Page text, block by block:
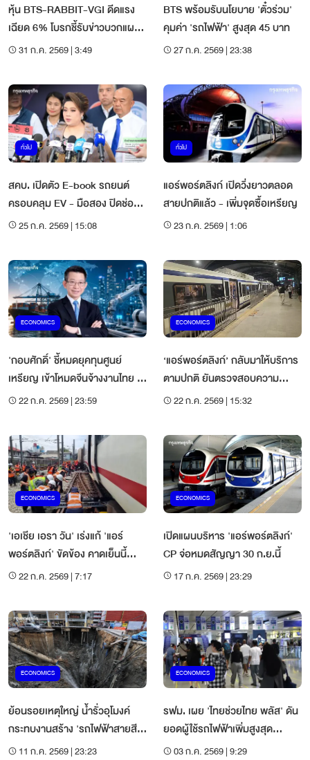
หุ้น BTS-RABBIT-VGI ดีดแรง
เฉียด 6% โบรกชี้รับข่าวบวกแผน
ฟื้นธุรกิจ
31 ก.ค. 2569 | 3:49
BTS พร้อมรับนโยบาย 'ตั๋วร่วม'
คุมค่า 'รถไฟฟ้า' สูงสุด 45 บาท
27 ก.ค. 2569 | 23:38
ทั่วไป
สคบ. เปิดตัว E-book รถยนต์
ครอบคลุม EV - มือสอง ปิดช่อง
โหว่ ชำรุด-ลอยแพ-ราคาดิ่ง
25 ก.ค. 2569 | 15:08
ทั่วไป
แอร์พอร์ตลิงก์ เปิดวิ่งยาวตลอด
สายปกติแล้ว - เพิ่มจุดซื้อเหรียญ
23 ก.ค. 2569 | 1:06
ECONOMICS
'กอบศักดิ์' ชี้หมดยุคทุนศูนย์
เหรียญ เข้าโหมดจีนจ้างงานไทย –
ยกระดับซัปพลายเชน
22 ก.ค. 2569 | 23:59
ECONOMICS
‘แอร์พอร์ตลิงก์’ กลับมาให้บริการ
ตามปกติ ยันตรวจสอบความ
ปลอดภัย
22 ก.ค. 2569 | 15:32
ECONOMICS
'เอเชีย เอรา วัน' เร่งแก้ 'แอร์
พอร์ตลิงก์' ขัดข้อง คาดเย็นนี้
บริการปกติ
22 ก.ค. 2569 | 7:17
ECONOMICS
เปิดแผนบริหาร 'แอร์พอร์ตลิงก์'
CP จ่อหมดสัญญา 30 ก.ย.นี้
17 ก.ค. 2569 | 23:29
ECONOMICS
ย้อนรอยเหตุใหญ่ น้ำรั่วอุโมงค์
กระทบงานสร้าง 'รถไฟฟ้าสายสี
ม่วง'11 ก.ค. 2569 | 23:23
ECONOMICS
รฟม. เผย 'ไทยช่วยไทย พลัส' ดัน
ยอดผู้ใช้รถไฟฟ้าเพิ่มสูงสุด
13.31%
03 ก.ค. 2569 | 9:29